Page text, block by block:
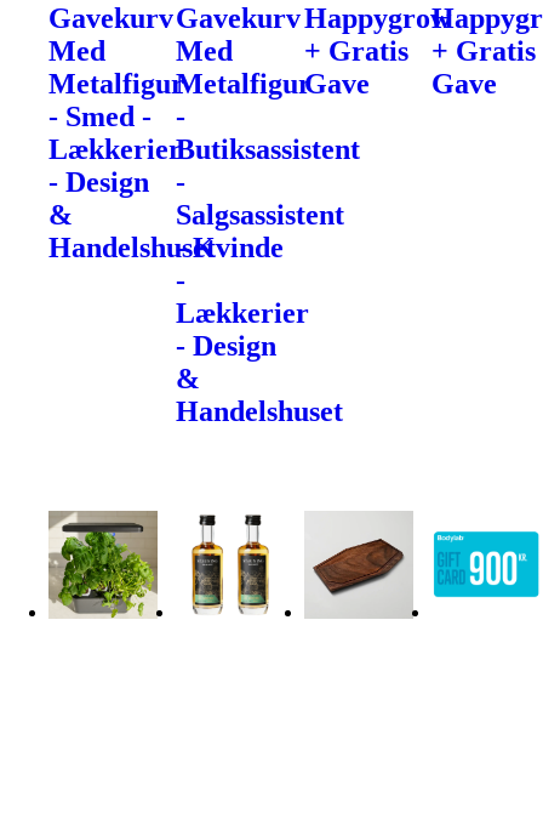
Gavekurv
Med
Metalfigur
- Smed -
Lækkerier
- Design
&
Handelshuset
Gavekurv
Med
Metalfigur
-
Butiksassistent
-
Salgsassistent
- Kvinde
-
Lækkerier
- Design
&
Handelshuset
Happygrow
+ Gratis
Gave
+ Gratis
Gave